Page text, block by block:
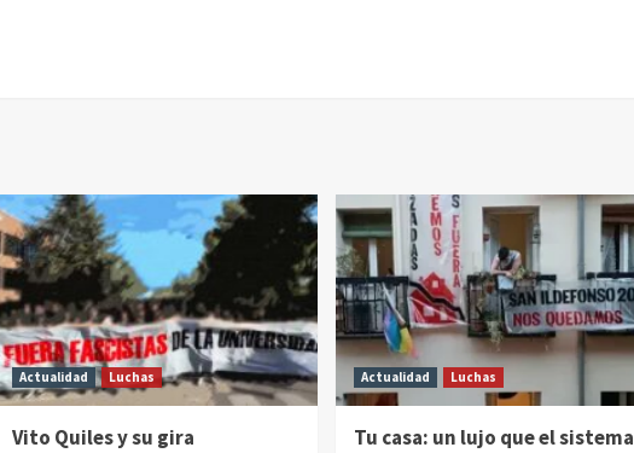
Actualidad Luchas
Vito Quiles y su gira
Actualidad Luchas
Tu casa: un lujo que el sistema